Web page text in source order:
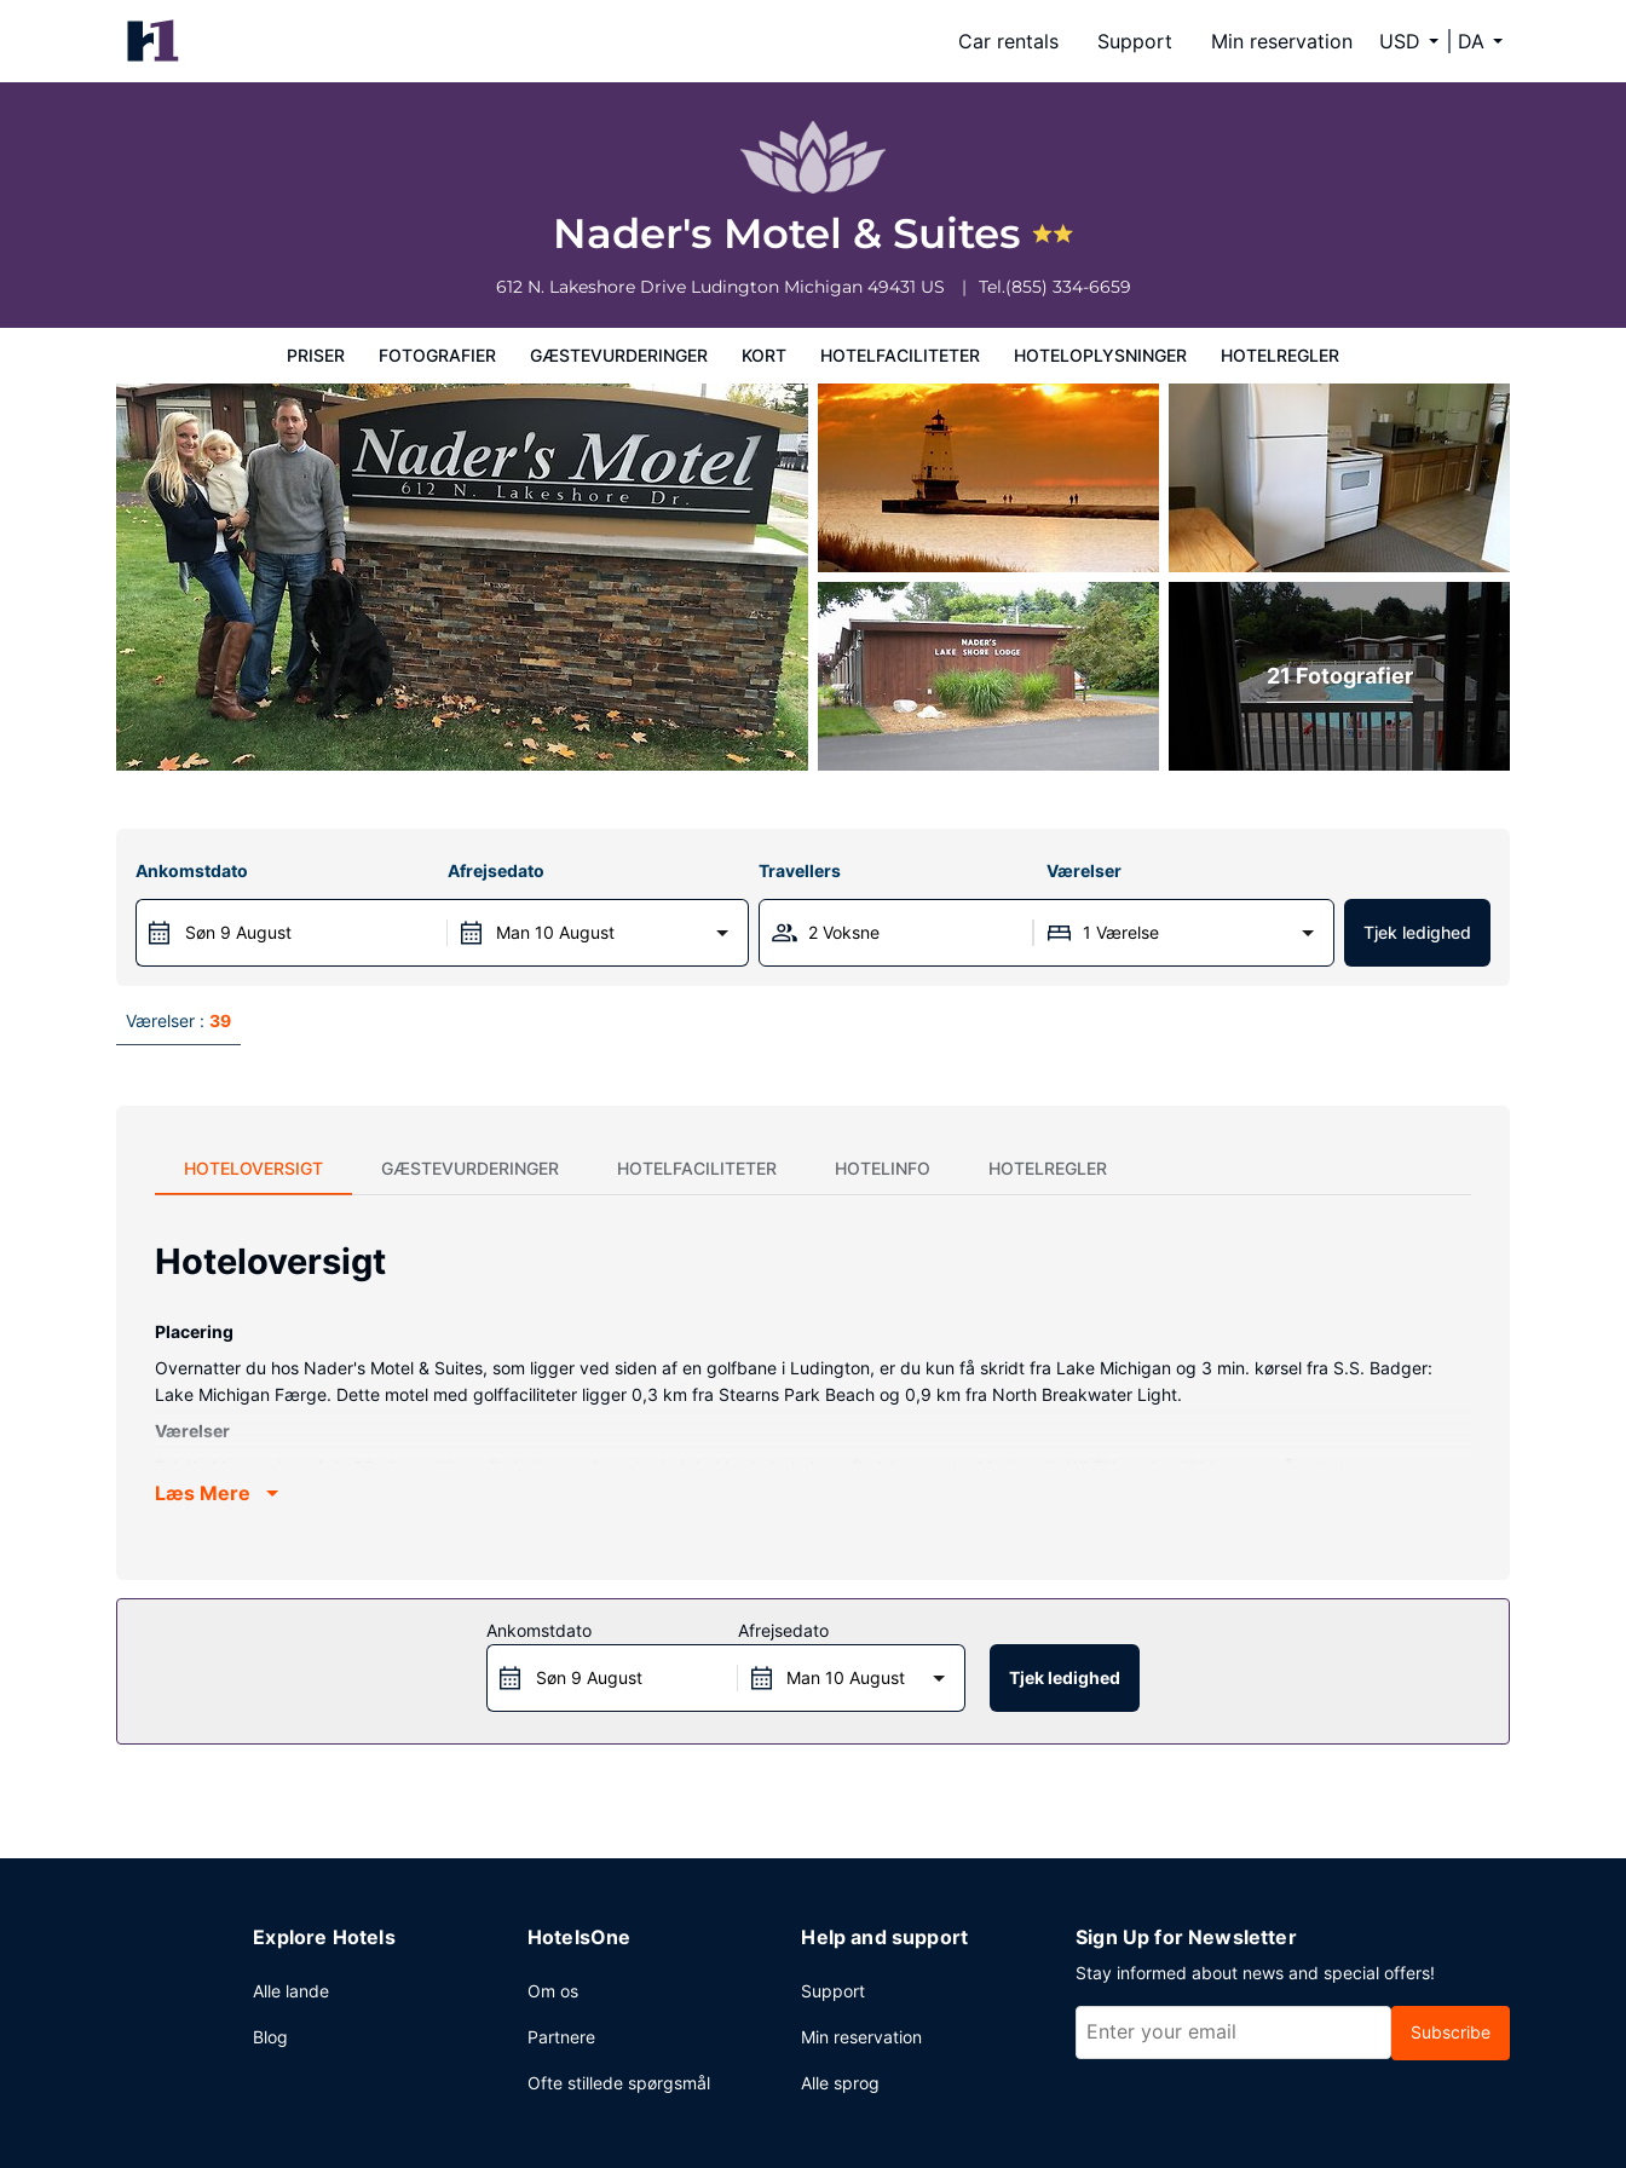
Car rentals Support Min reservation USD DA
Nader's Motel & Suites
612 N. Lakeshore Drive Ludington Michigan 49431 US Tel.(855) 334-6659
PRISER FOTOGRAFIER GÆSTEVURDERINGER KORT HOTELFACILITETER HOTELOPLYSNINGER HOTELREGLER
Nader's Motel & Suites
Priser
21 Fotografier
Ankomstdato
Søn 9 August
Afrejsedato
Man 10 August
Travellers Værelser
2 Voksne 1 Værelse Tjek ledighed
Værelser : 39
HOTELOVERSIGT GÆSTEVURDERINGER HOTELFACILITETER HOTELINFO HOTELREGLER
Hoteloversigt
Placering
Overnatter du hos Nader's Motel & Suites, som ligger ved siden af en golfbane i Ludington, er du kun få skridt fra Lake Michigan og 3 min. kørsel fra S.S. Badger:
Lake Michigan Færge. Dette motel med golffaciliteter ligger 0,3 km fra Stearns Park Beach og 0,9 km fra North Breakwater Light.
Værelser
kabelkanaler sørger for underholdningen. Faciliteter inkluderer telefoner samt skriveborde og mikrobølgeovne.
Som gæst på Nader's Motel & Suites har du mulighed for at nyde et måltid på restauranten.
Læs Mere
Ankomstdato
Søn 9 August
Afrejsedato
Man 10 August Tjek ledighed
Explore Hotels
Alle lande
Blog
HotelsOne
Om os
Partnere
Ofte stillede spørgsmål
Help and support
Support
Min reservation
Alle sprog
Sign Up for Newsletter
Stay informed about news and special offers!
Subscribe